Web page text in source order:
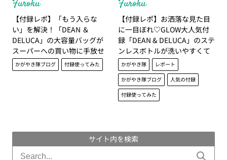
Furoku
【付録レポ】「もう入らな
い」を解決！「DEAN ＆
DELUCA」の大容量バッグが
スーパーへの買い物に手放せ
ない！｜かがやき隊 伊藤里絵
かがやき隊ブログ 付録使ってみた
Furoku
【付録レポ】お洒落な見た目
に一目ぼれ♡GLOW大人気付
録「DEAN & DELUCA」のステ
ンレスボトルが洗いやすくて
ありがたい！｜かがやき隊 角
藤千種
かがやき隊
レポート
かがやき隊ブログ
人気の付録
付録使ってみた
サイト内を検索